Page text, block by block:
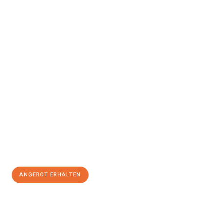
ANGEBOT ERHALTEN